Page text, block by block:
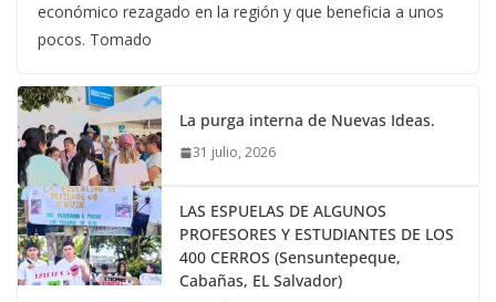
económico rezagado en la región y que beneficia a unos
pocos. Tomado
La purga interna de Nuevas Ideas.
31 julio, 2026
LAS ESPUELAS DE ALGUNOS
PROFESORES Y ESTUDIANTES DE LOS
400 CERROS (Sensuntepeque,
Cabañas, EL Salvador)